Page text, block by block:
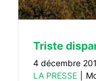
Triste
4 décembre
LA PRESSE